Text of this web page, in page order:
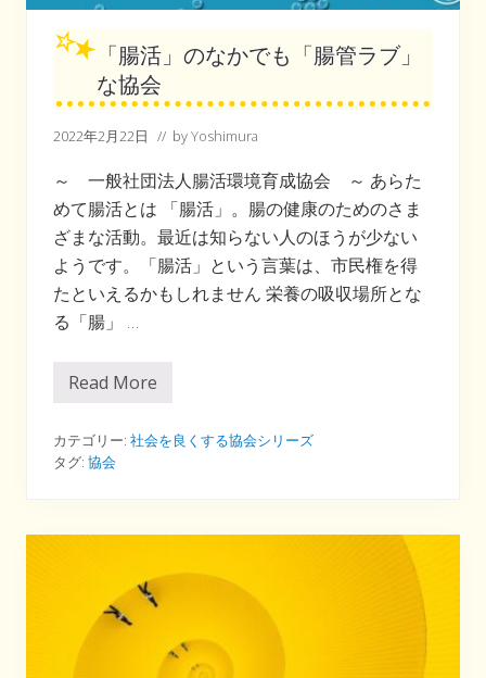
「腸活」のなかでも「腸管ラブ」
な協会
2022年2月22日 // byYoshimura
～ 一般社団法人腸活環境育成協会 ～ あらた
めて腸活とは 「腸活」。腸の健康のためのさま
ざまな活動。最近は知らない人のほうが少ない
ようです。「腸活」という言葉は、市民権を得
たといえるかもしれません 栄養の吸収場所とな
る「腸」 …
「
」
の
な
ラ
ブ
」
Read More
カテゴリー: 社会を良くする協会シリーズ
タグ: 協会